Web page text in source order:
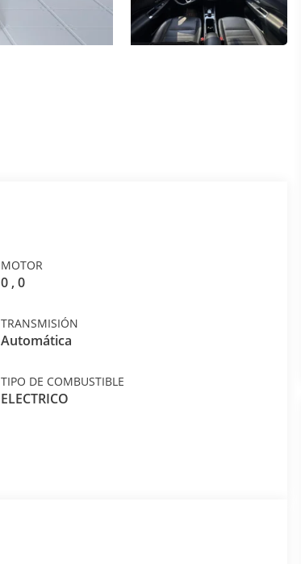
MOTOR
0 , 0
TRANSMISIÓN
Automática
TIPO DE COMBUSTIBLE
ELECTRICO